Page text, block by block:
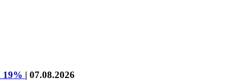
19% | 07.08.2026